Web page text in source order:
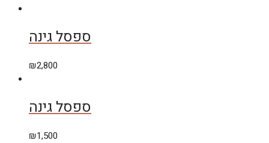
ספסל גינה
₪2,800
ספסל גינה
₪1,500